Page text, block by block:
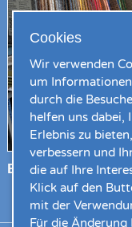
Bodenbeläge
Cookies
Wir verwenden
um
durch die
helfen uns dabei,
Erlebnis zu
verbessern und
die auf Ihre
Klick auf den
mit der
Für die Änderung